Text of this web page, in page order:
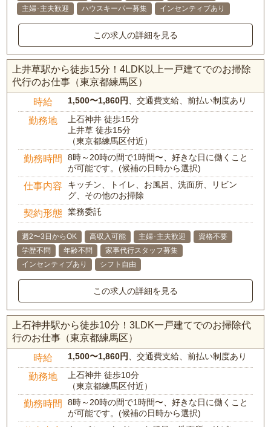
主婦･主夫歓迎
ハウスキーパー募集 インセンティブあり
この求人の詳細を見る
上井草駅から徒歩15分！4LDK以上一戸建てでのお掃除
代行のお仕事（東京都練馬区）
時給 1,500〜1,860円、交通費支給、前払い制度あり
勤務地
上石神井 徒歩15分
上井草 徒歩15分
（東京都練馬区付近）
勤務時間
8時～20時の間で1時間〜、好きな日に働くこと
が可能です。(候補の日時から選択)
仕事内容
キッチン、トイレ、お風呂、洗面所、リビン
グ、その他のお掃除
契約形態 業務委託
週2〜3日からOK 高収入可能 主婦･主夫歓迎
資格不要
学歴不問
年齢不問
家事代行スタッフ募集
インセンティブあり
シフト自由
この求人の詳細を見る
上石神井駅から徒歩10分！3LDK一戸建てでのお掃除代
行のお仕事（東京都練馬区）
時給 1,500〜1,860円、交通費支給、前払い制度あり
勤務地
上石神井 徒歩10分
（東京都練馬区付近）
勤務時間
8時～20時の間で1時間〜、好きな日に働くこと
が可能です。(候補の日時から選択)